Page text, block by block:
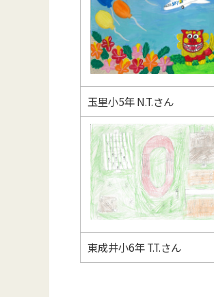
玉里小5年 N.T.さん
東成井小6年 T.T.さん